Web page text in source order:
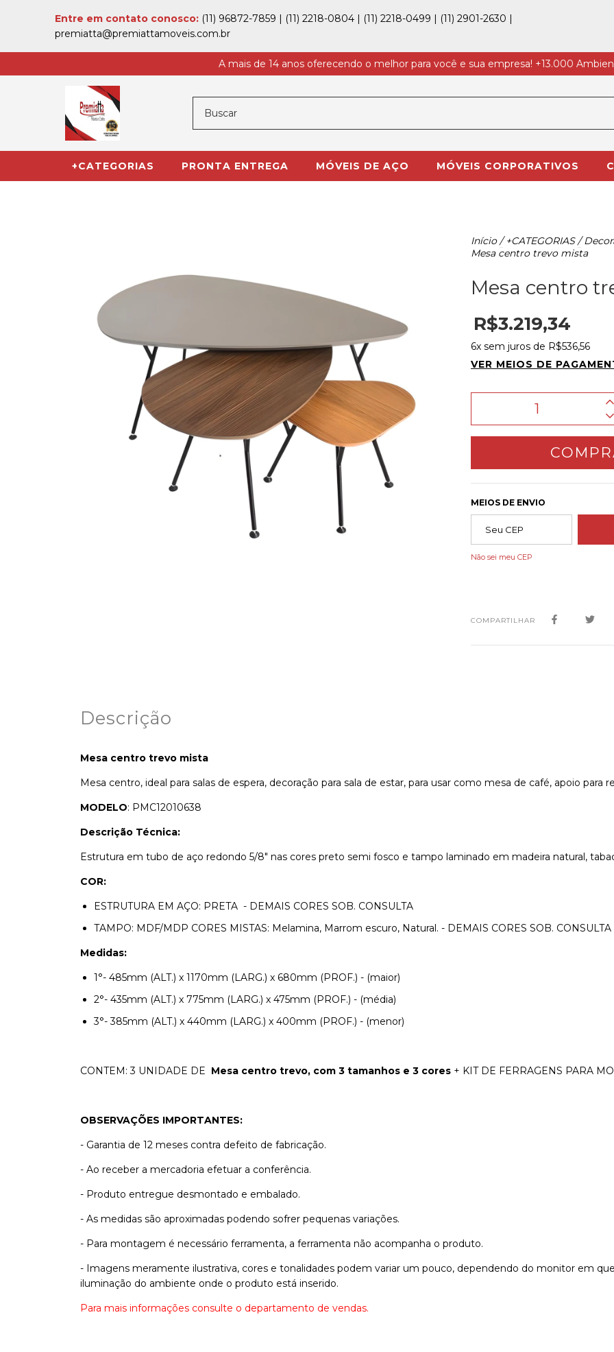
Entre em contato conosco: (11) 96872-7859 | (11) 2218-0804 | (11) 2218-0499 | (11) 2901-2630 |
premiatta@premiattamoveis.com.br
A mais de 14 anos oferecendo o melhor para você e sua empresa! +13.000
+CATEGORIAS PRONTA ENTREGA MÓVEIS DE AÇO MÓVEIS CORPORATIVOS
Início / +CATEGORIAS /
Mesa centro trevo mista
Mesa centro
R$3.219,34
6x sem juros de R$536,56
VER MEIOS DE
MEIOS DE ENVIO
Não sei meu CEP
COMPARTILHAR
Descrição
Mesa centro trevo mista
Mesa centro, ideal para salas de espera, decoração para sala de estar, para usar como mesa de café, apoio para
MODELO: PMC12010638
Descrição Técnica:
Estrutura em tubo de aço redondo 5/8" nas cores preto semi fosco e tampo laminado em madeira natural,
COR:
ESTRUTURA EM AÇO: PRETA - DEMAIS CORES SOB. CONSULTA
TAMPO: MDF/MDP CORES MISTAS: Melamina, Marrom escuro, Natural. - DEMAIS CORES SOB. CONSULTA
Medidas:
1°- 485mm (ALT.) x 1170mm (LARG.) x 680mm (PROF.) - (maior)
2°- 435mm (ALT.) x 775mm (LARG.) x 475mm (PROF.) - (média)
3°- 385mm (ALT.) x 440mm (LARG.) x 400mm (PROF.) - (menor)
CONTEM: 3 UNIDADE DE Mesa centro trevo, com 3 tamanhos e 3 cores + KIT DE FERRAGENS PARA
OBSERVAÇÕES IMPORTANTES:
- Garantia de 12 meses contra defeito de fabricação.
- Ao receber a mercadoria efetuar a conferência.
- Produto entregue desmontado e embalado.
- As medidas são aproximadas podendo sofrer pequenas variações.
- Para montagem é necessário ferramenta, a ferramenta não acompanha o produto.
- Imagens meramente ilustrativa, cores e tonalidades podem variar um pouco, dependendo do monitor em
iluminação do ambiente onde o produto está inserido.
Para mais informações consulte o departamento de vendas.